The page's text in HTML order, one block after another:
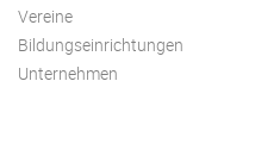
Vereine
Bildungseinrichtungen
Unternehmen